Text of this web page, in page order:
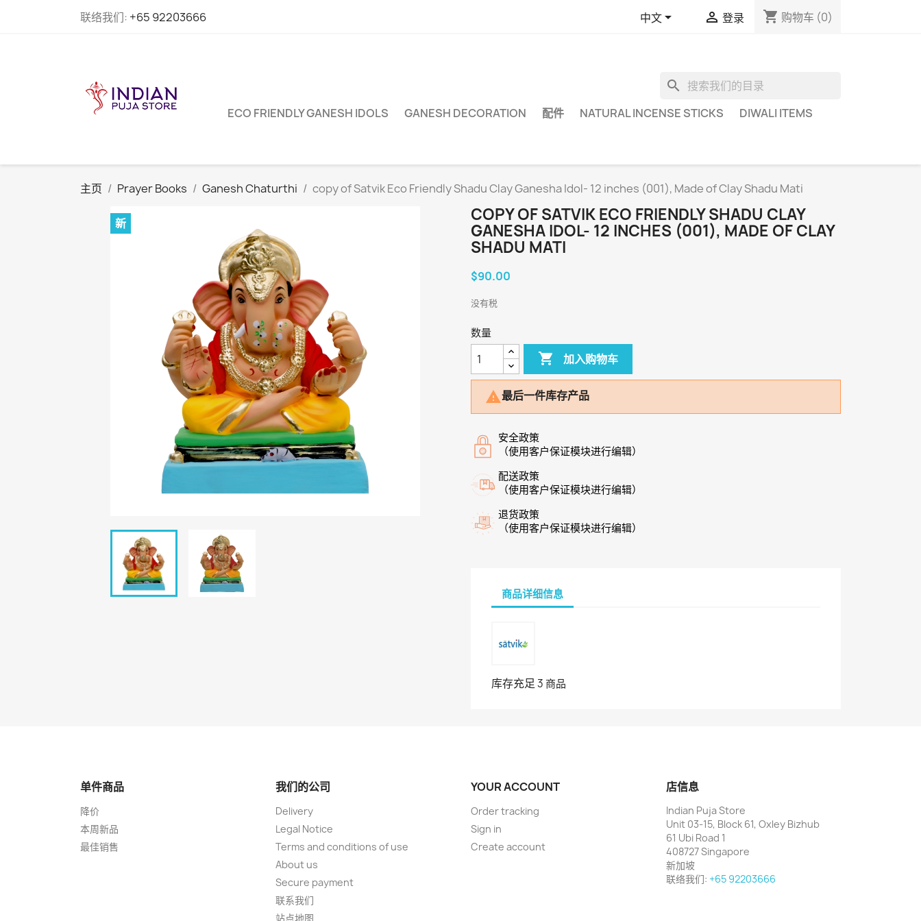
联络我们: +65 92203666 中文  登录 shopping_cart 购物车 (0)
search
ECO FRIENDLY GANESH IDOLS GANESH DECORATION 配件 NATURAL INCENSE STICKS DIWALI ITEMS
主页 Prayer Books Ganesh Chaturthi copy of Satvik Eco Friendly Shadu Clay Ganesha Idol- 12 inches (001), Made of Clay Shadu Mati
新
COPY OF SATVIK ECO FRIENDLY SHADU CLAY
GANESHA IDOL- 12 INCHES (001), MADE OF CLAY
SHADU MATI
$90.00
没有税
数量
 加入购物车
最后一件库存产品
安全政策
（使用客户保证模块进行编辑）
配送政策
（使用客户保证模块进行编辑）
退货政策
（使用客户保证模块进行编辑）
商品详细信息
库存充足3 商品
单件商品
降价
本周新品
最佳销售
我们的公司
Delivery
Legal Notice
Terms and conditions of use
About us
Secure payment
联系我们
站点地图
YOUR ACCOUNT
Order tracking
Sign in
Create account
店信息
Indian Puja Store
Unit 03-15, Block 61, Oxley Bizhub
61 Ubi Road 1
408727 Singapore
新加坡
联络我们: +65 92203666